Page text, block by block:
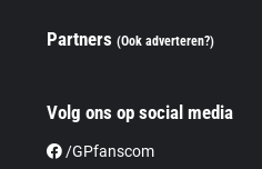
Partners(Ook adverteren?)
Volg ons op social media
/GPfanscom